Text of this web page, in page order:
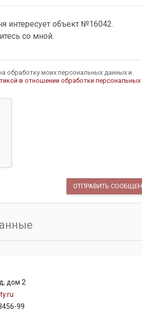
обработку моих персональных данных и
в отношении обработки персональных
дом 2
99